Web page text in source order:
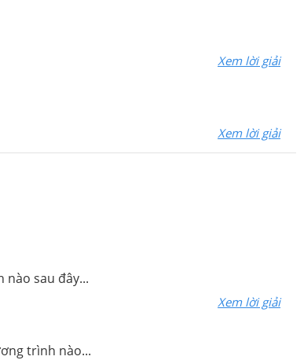
Xem lời giải
Xem lời giải
nào sau đây...
Xem lời giải
trình nào...